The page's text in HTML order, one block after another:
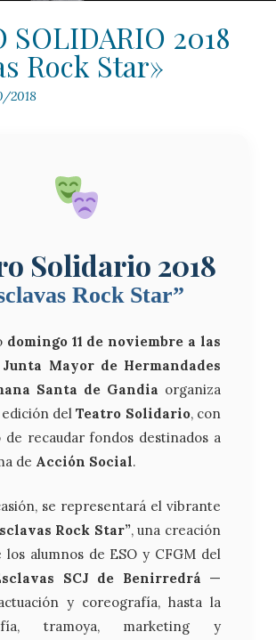
SOLIDARIO 2018
Rock Star»
2018
Solidario 2018
Rock Star”
domingo 11 de noviembre a las
Junta Mayor de Hermandades
Santa de Gandia organiza
edición delTeatro Solidario, con
de recaudar fondos destinados a
de Acción Social.
se representará el vibrante
Rock Star”, una creación
alumnos de ESO y CFGM del
SCJ de Benirredrá —
y coreografía, hasta la
tramoya, marketing y